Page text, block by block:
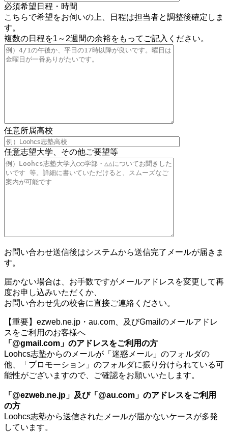
必須希望日程・時間
こちらで希望をお伺いの上、日程は担当者と調整後確定しま
す。
複数の日程を1～2週間の余裕をもってご記入ください。
任意所属高校
任意志望大学、その他ご要望等
お問い合わせ送信後はシステムから送信完了メールが届きま
す。
届かない場合は、お手数ですがメールアドレスを変更して再
度お申し込みいただくか、
お問い合わせ先の校舎に直接ご連絡ください。
【重要】ezweb.ne.jp・au.com、及びGmailのメールアドレ
スをご利用のお客様へ
「@gmail.com」のアドレスをご利用の方
Loohcs志塾からのメールが「迷惑メール」のフォルダの
他、「プロモーション」のフォルダに振り分けられている可
能性がございますので、ご確認をお願いいたします。
「@ezweb.ne.jp」及び「@au.com」のアドレスをご利用
の方
Loohcs志塾から送信されたメールが届かないケースが多発
しています。